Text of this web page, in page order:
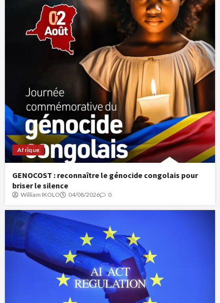
Afrique
GENOCOST : reconnaître le génocide congolais pour
briser le silence
William IKOLO 04/08/2026 0